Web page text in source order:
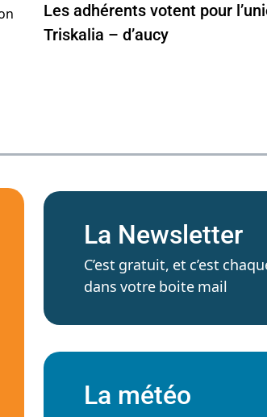
Les adhérents votent pour
Triskalia – d’aucy
La Newsletter
C’est gratuit, et c’est
dans votre boite mail
La météo